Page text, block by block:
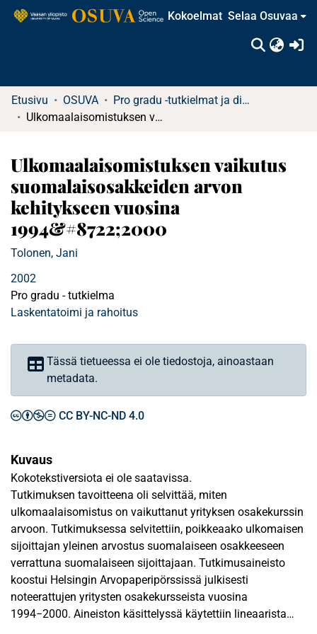
Kokoelmat Selaa Osuvaa
Etusivu OSUVA
Pro gradu -tutkielmat ja diplomityöt
Ulkomaalaisomistuksen vaikutus suomalaisosakkeiden arvon kehitykseen vuosina 1994&#8722;2000
Ulkomaalaisomistuksen vaikutus
suomalaisosakkeiden arvon
kehitykseen vuosina
1994&#8722;2000
Tolonen, Jani
2002
Pro gradu - tutkielma
Laskentatoimi ja rahoitus
Tässä tietueessa ei ole tiedostoja, ainoastaan
metadata.
CC BY-NC-ND 4.0
Kuvaus
Kokotekstiversiota ei ole saatavissa.
Tutkimuksen tavoitteena oli selvittää, miten
ulkomaalaisomistus on vaikuttanut yrityksen osakekurssin
arvoon. Tutkimuksessa selvitettiin, poikkeaako ulkomaisen
sijoittajan yleinen arvostus suomalaiseen osakkeeseen
verrattuna suomalaiseen sijoittajaan. Tutkimusaineisto
koostui Helsingin Arvopaperipörssissä julkisesti
noteerattujen yritysten osakekursseista vuosina
1994−2000. Aineiston käsittelyssä käytettiin lineaarista